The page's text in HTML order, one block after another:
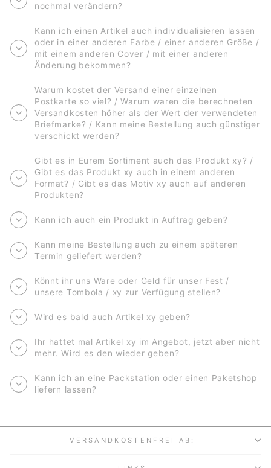
nochmal verändern?
Kann ich einen Artikel auch individualisieren lassen
oder in einer anderen Farbe / einer anderen Größe /
mit einem anderen Cover / mit einer anderen
Änderung bekommen?
Warum kostet der Versand einer einzelnen
Postkarte so viel? / Warum waren die berechneten
Versandkosten höher als der Wert der verwendeten
Briefmarke? / Kann meine Bestellung auch günstiger
verschickt werden?
Gibt es in Eurem Sortiment auch das Produkt xy? /
Gibt es das Produkt xy auch in einem anderen
Format? / Gibt es das Motiv xy auch auf anderen
Produkten?
Kann ich auch ein Produkt in Auftrag geben?
Kann meine Bestellung auch zu einem späteren
Termin geliefert werden?
Könnt ihr uns Ware oder Geld für unser Fest /
unsere Tombola / xy zur Verfügung stellen?
Wird es bald auch Artikel xy geben?
Ihr hattet mal Artikel xy im Angebot, jetzt aber nicht
mehr. Wird es den wieder geben?
Kann ich an eine Packstation oder einen Paketshop
liefern lassen?
VERSANDKOSTENFREI AB: